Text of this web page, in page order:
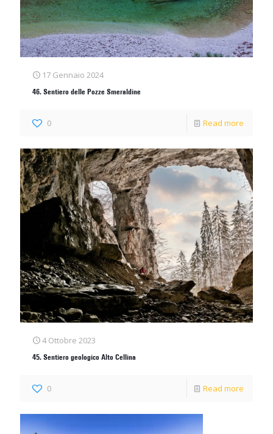
17 Gennaio 2024
46. Sentiero delle Pozze Smeraldine
0 Read more
4 Ottobre 2023
45. Sentiero geologico Alto Cellina
0 Read more